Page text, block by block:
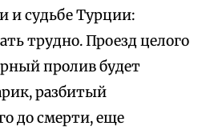
и судьбе Турции:
трудно. Проезд целого
пролив будет
разбитый
до смерти, еще